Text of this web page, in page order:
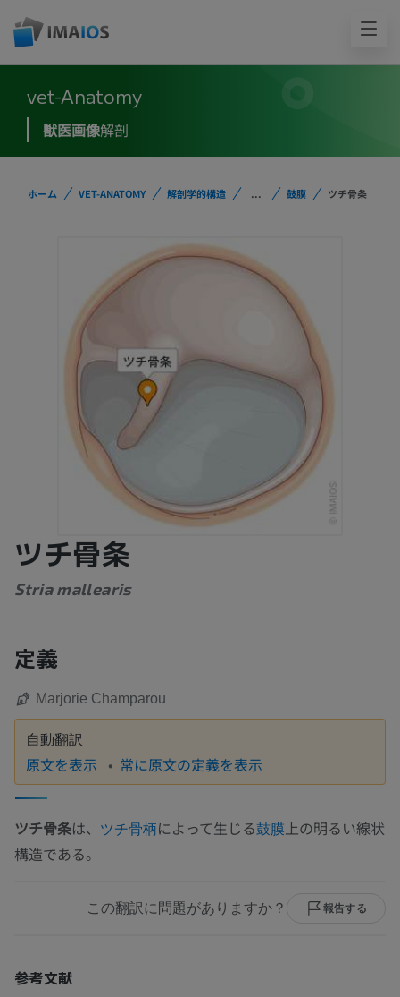
vet-Anatomy
獣医画像解剖
ホーム VET-ANATOMY 解剖学的構造 ... 鼓膜 ツチ骨条
ツチ骨条
Stria mallearis
定義
Marjorie Champarou
自動翻訳
原文を表示 常に原文の定義を表示
ツチ骨条は、 ツチ骨柄によって生じる鼓膜上の明るい線状
構造である。
この翻訳に問題がありますか？ 報告する
参考文献